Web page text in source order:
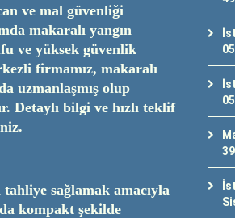
ve mal güvenliği
makaralı yangın
ve yüksek güvenlik
firmamız, makaralı
uzmanlaşmış olup
Detaylı bilgi ve hızlı teklif
sağlamak amacıyla
kompakt şekilde